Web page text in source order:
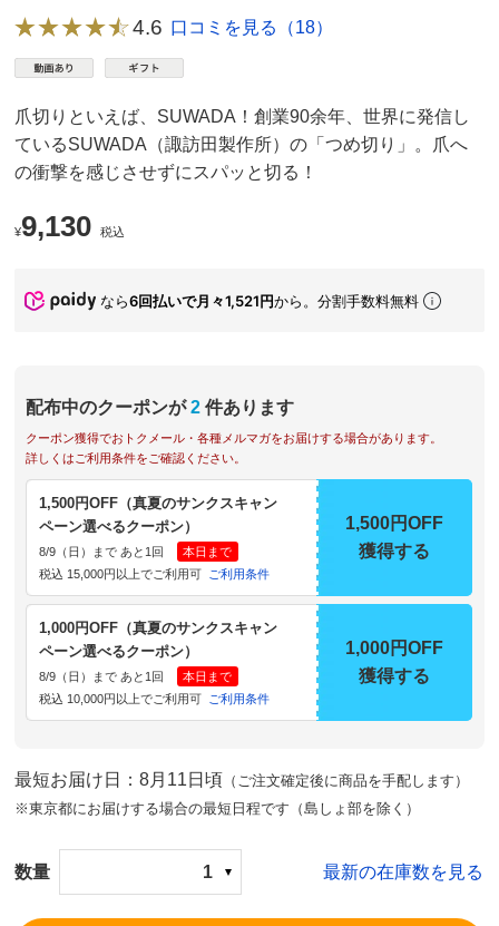
4.6 口コミを見る（18）
爪切りといえば、SUWADA！創業90余年、世界に発信し
ているSUWADA（諏訪田製作所）の「つめ切り」。爪へ
の衝撃を感じさせずにスパッと切る！
¥9,130 税込
なら6回払いで月々1,521円から。分割手数料無料
配布中のクーポンが 2 件あります
クーポン獲得でおトクメール・各種メルマガをお届けする場合があります。
詳しくはご利用条件をご確認ください。
1,500円OFF（真夏のサンクスキャン
ペーン選べるクーポン）
8/9（日）まで あと1回
本日まで
税込 15,000円以上でご利用可
ご利用条件
1,500円OFF
獲得する
1,000円OFF（真夏のサンクスキャン
ペーン選べるクーポン）
8/9（日）まで あと1回
本日まで
税込 10,000円以上でご利用可
ご利用条件
1,000円OFF
獲得する
最短お届け日：8月11日頃 （ご注文確定後に商品を手配します）
※東京都にお届けする場合の最短日程です（島しょ部を除く）
数量 1 最新の在庫数を見る